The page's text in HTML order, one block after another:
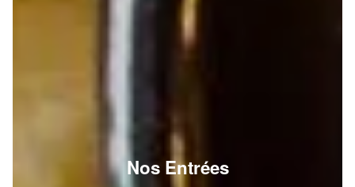
Nos Entrées